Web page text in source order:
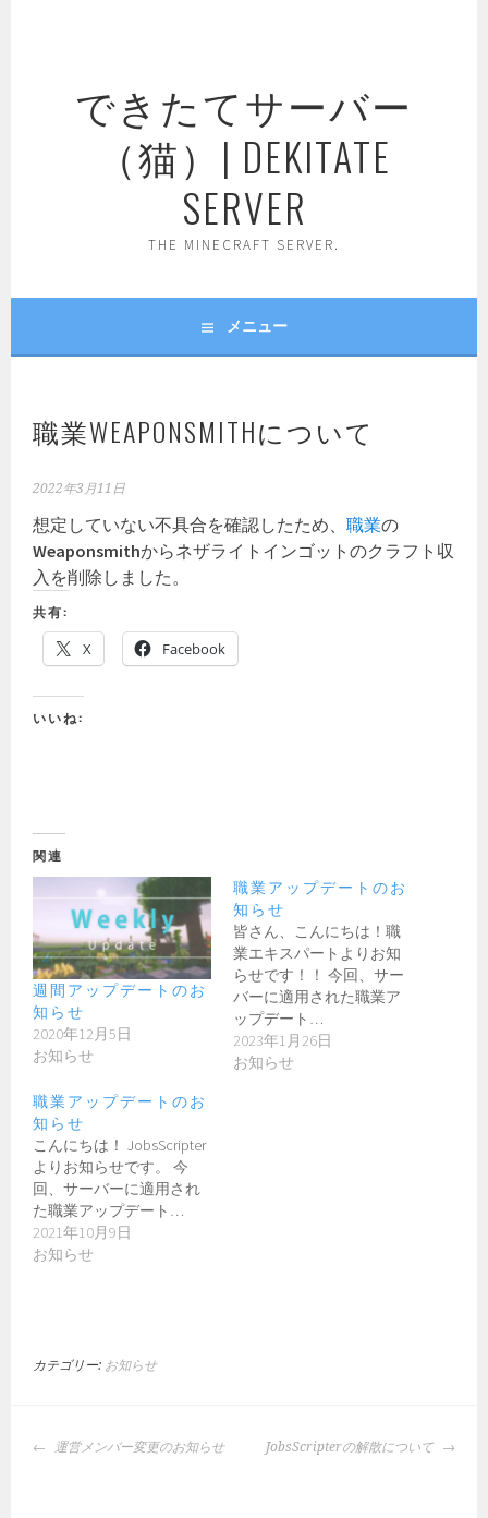
できたてサーバー
（猫）| DEKITATE
SERVER
THE MINECRAFT SERVER.
メニュー
職業WEAPONSMITHについて
2022年3月11日
想定していない不具合を確認したため、職業の
Weaponsmithからネザライトインゴットのクラフト収
入を削除しました。
共有:
X Facebook
いいね:
関連
週間アップデートのお
知らせ
2020年12月5日
お知らせ
職業アップデートのお
知らせ
皆さん、こんにちは！職
業エキスパートよりお知
らせです！！ 今回、サー
バーに適用された職業ア
ップデート…
2023年1月26日
お知らせ
職業アップデートのお
知らせ
こんにちは！ JobsScripter
よりお知らせです。 今
回、サーバーに適用され
た職業アップデート…
2021年10月9日
お知らせ
カテゴリー: お知らせ
投運営メンバー変更のお知らせ JobsScripterの解散について